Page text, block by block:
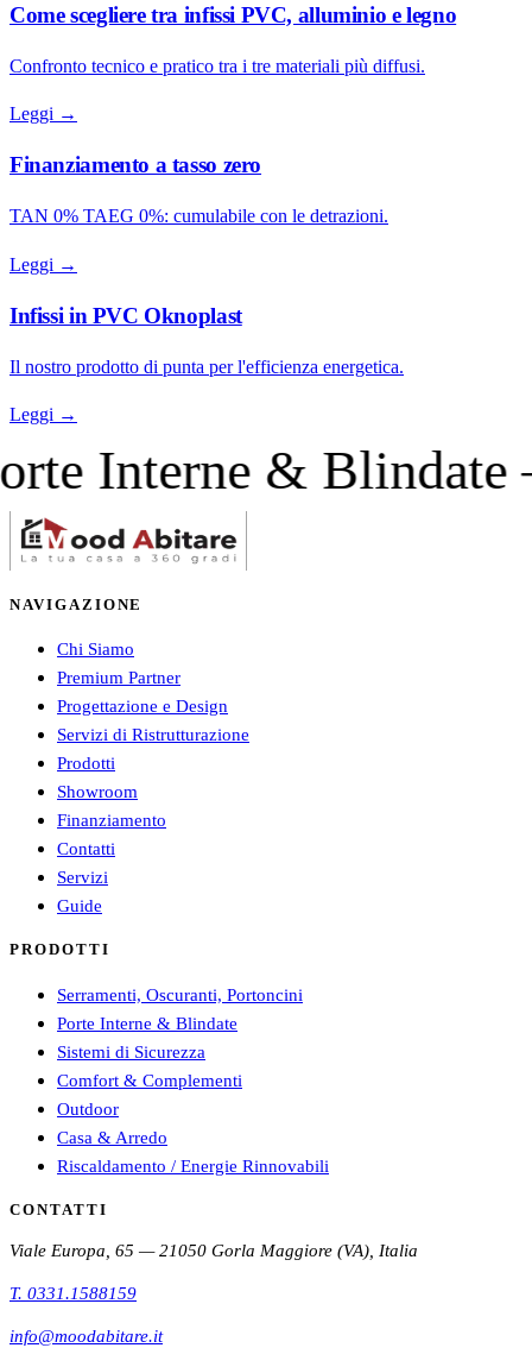
Come scegliere tra infissi PVC, alluminio e legno
Confronto tecnico e pratico tra i tre materiali più diffusi.
Leggi →
Finanziamento a tasso zero
TAN 0% TAEG 0%: cumulabile con le detrazioni.
Leggi →
Infissi in PVC Oknoplast
Il nostro prodotto di punta per l'efficienza energetica.
Leggi →
& Blindate —
NAVIGAZIONE
Chi Siamo
Premium Partner
Progettazione e Design
Servizi di Ristrutturazione
Prodotti
Showroom
Finanziamento
Contatti
Servizi
Guide
PRODOTTI
Serramenti, Oscuranti, Portoncini
Porte Interne & Blindate
Sistemi di Sicurezza
Comfort & Complementi
Outdoor
Casa & Arredo
Riscaldamento / Energie Rinnovabili
CONTATTI
Viale Europa, 65 — 21050 Gorla Maggiore (VA), Italia
T. 0331.1588159
info@moodabitare.it